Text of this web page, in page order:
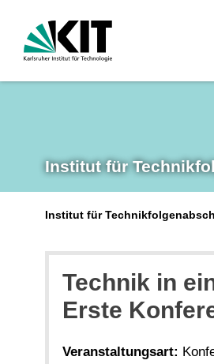
Institut für
Institut für
Technik in
Erste
Veranstaltungsart: